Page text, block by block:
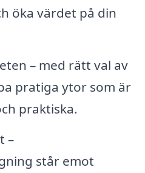
öka värdet på din
– med rätt val av
pratiga ytor som är
praktiska.
–
står emot